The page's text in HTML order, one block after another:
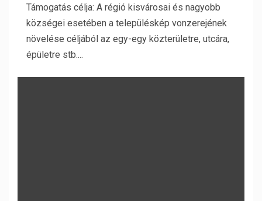
Támogatás célja: A régió kisvárosai és nagyobb
községei esetében a településkép vonzerejének
növelése céljából az egy-egy közterületre, utcára,
épületre stb....